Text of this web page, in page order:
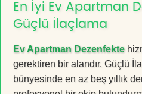
En İyi Ev Apartman
Güçlü İlaçlama
Ev Apartman Dezenfekte
gerektiren bir alandır. Güçlü
bünyesinde en az beş yıllık